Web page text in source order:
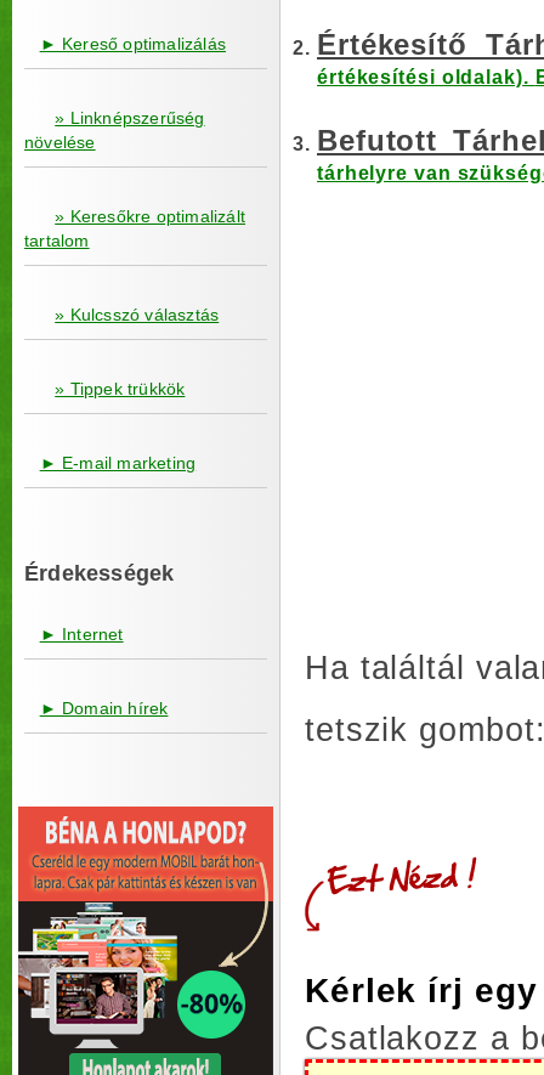
► Kereső optimalizálás
» Linknépszerűség
növelése
» Keresőkre optimalizált
tartalom
» Kulcsszó választás
» Tippek trükkök
► E-mail marketing
Érdekességek
► Internet
► Domain hírek
Értékesítő
értékesítési oldalak).
Befutott
tárhelyre van
Ha találtál
tetszik
Kérlek írj
Csatlakozz a